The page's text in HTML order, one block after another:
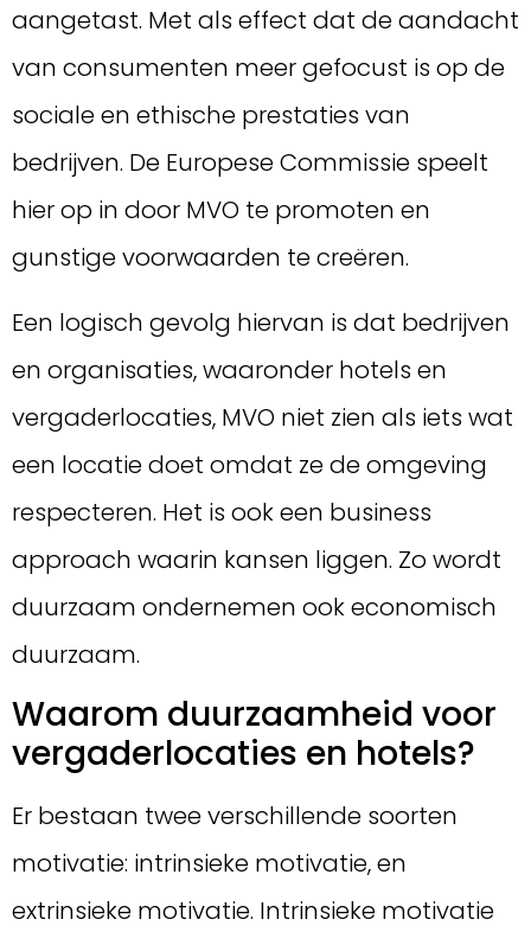
aangetast. Met als effect dat de aandacht
van consumenten meer gefocust is op de
sociale en ethische prestaties van
bedrijven. De Europese Commissie speelt
hier op in door MVO te promoten en
gunstige voorwaarden te creëren.
Een logisch gevolg hiervan is dat bedrijven
en organisaties, waaronder hotels en
vergaderlocaties, MVO niet zien als iets wat
een locatie doet omdat ze de omgeving
respecteren. Het is ook een business
approach waarin kansen liggen. Zo wordt
duurzaam ondernemen ook economisch
duurzaam.
Waarom duurzaamheid voor
vergaderlocaties en hotels?
Er bestaan twee verschillende soorten
motivatie: intrinsieke motivatie, en
extrinsieke motivatie. Intrinsieke motivatie